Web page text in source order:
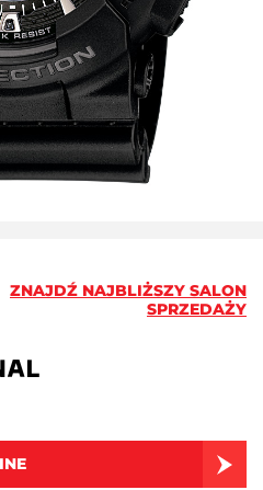
ZNAJDŹ NAJBLIŻSZY SALON
SPRZEDAŻY